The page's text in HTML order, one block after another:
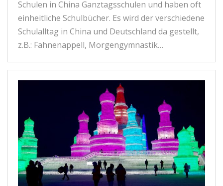
Schulen in China Ganztagsschulen und haben oft
einheitliche Schulbücher. Es wird der verschiedene
Schulalltag in China und Deutschland da gestellt,
z.B.: Fahnenappell, Morgengymnastik…